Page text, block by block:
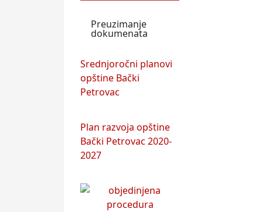
Preuzimanje
dokumenata
Srednjoročni planovi
opštine Bački
Petrovac
Plan razvoja opštine
Bački Petrovac 2020-
2027